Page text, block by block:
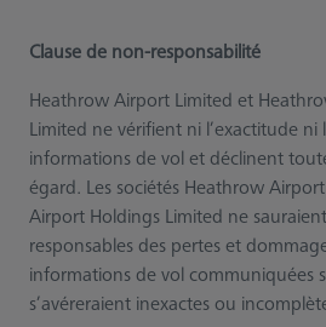
Clause de non-responsabilité
Heathrow Airport Limited et
Limited ne vérifient ni l’exactitude ni
informations de vol et déclinent
égard. Les sociétés Heathrow
Airport Holdings Limited ne
responsables des pertes et
informations de vol communiquées
s’avéreraient inexactes ou